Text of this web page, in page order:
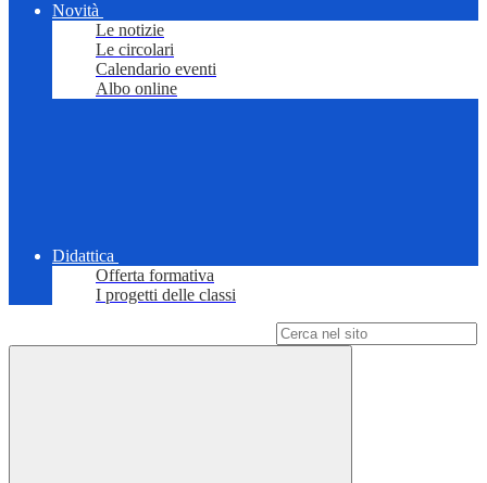
Novità
Le notizie
Le circolari
Calendario eventi
Albo online
Didattica
Offerta formativa
I progetti delle classi